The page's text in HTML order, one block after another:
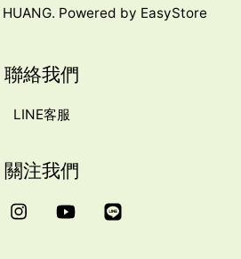
Powered by EasyStore
聯絡我們
LINE客服
關注我們
InstagramYouTube